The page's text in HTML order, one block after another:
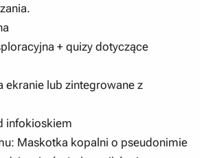
+ quizy dotyczące
ekranie lub zintegrowane z
infokioskiem
Maskotka kopalni o pseudonimie